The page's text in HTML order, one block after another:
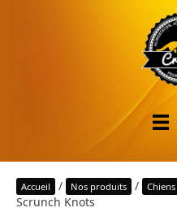
Accueil / Nos produits / Chiens
Scrunch Knots